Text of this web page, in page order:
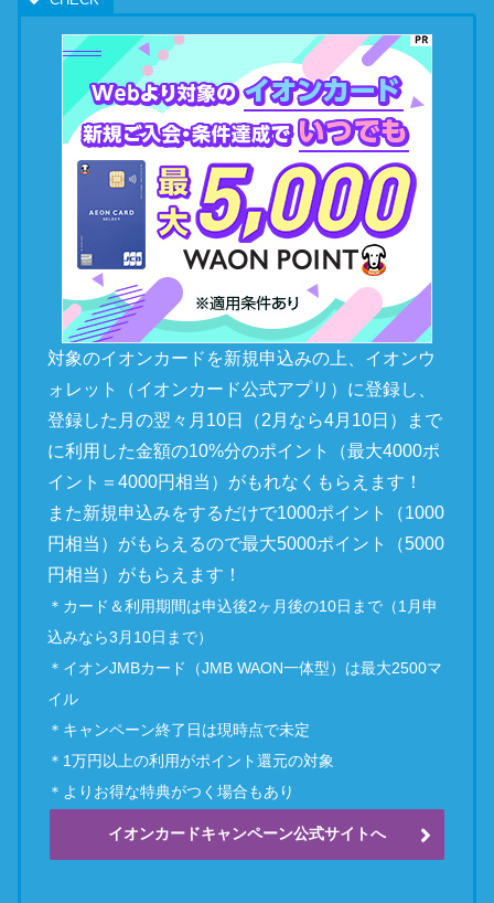
対象のイオンカードを新規申込みの上、イオンウ
ォレット（イオンカード公式アプリ）に登録し、
登録した月の翌々月10日（2月なら4月10日）まで
に利用した金額の10%分のポイント（最大4000ポ
イント＝4000円相当）がもれなくもらえます！
また新規申込みをするだけで1000ポイント（1000
円相当）がもらえるので最大5000ポイント（5000
円相当）がもらえます！
＊カード＆利用期間は申込後2ヶ月後の10日まで（1月申
込みなら3月10日まで）
＊イオンJMBカード（JMB WAON一体型）は最大2500マ
イル
＊キャンペーン終了日は現時点で未定
＊1万円以上の利用がポイント還元の対象
＊よりお得な特典がつく場合もあり
イオンカードキャンペーン公式サイトへ